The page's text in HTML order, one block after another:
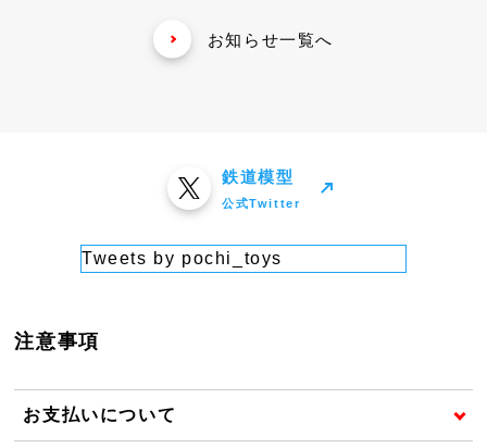
お知らせ一覧へ
鉄道模型
公式Twitter
Tweets by pochi_toys
注意事項
お支払いについて